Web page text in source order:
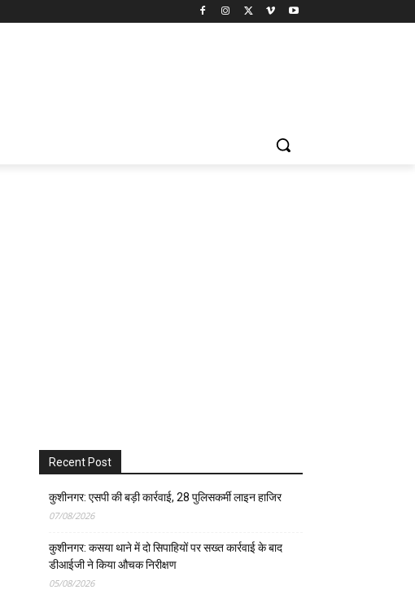
Recent Post
कुशीनगर: एसपी की बड़ी कार्रवाई, 28 पुलिसकर्मी लाइन हाजिर
07/08/2026
कुशीनगर: कसया थाने में दो सिपाहियों पर सख्त कार्रवाई के बाद
डीआईजी ने किया औचक निरीक्षण
05/08/2026